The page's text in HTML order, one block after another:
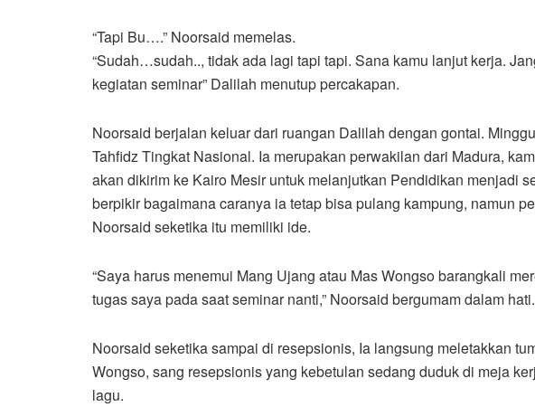
“Tapi Bu….” Noorsaid memelas.
“Sudah…sudah.., tidak ada lagi tapi tapi. Sana kamu lanjut kerja.
kegiatan seminar” Dalilah menutup percakapan.
Noorsaid berjalan keluar dari ruangan Dalilah dengan gontai.
Tahfidz Tingkat Nasional. Ia merupakan perwakilan dari Madura,
akan dikirim ke Kairo Mesir untuk melanjutkan Pendidikan menjadi
berpikir bagaimana caranya ia tetap bisa pulang kampung, namun
Noorsaid seketika itu memiliki ide.
“Saya harus menemui Mang Ujang atau Mas Wongso barangkali
tugas saya pada saat seminar nanti,” Noorsaid bergumam dalam hati.
Noorsaid seketika sampai di resepsionis, Ia langsung meletakkan
Wongso, sang resepsionis yang kebetulan sedang duduk di meja
lagu.